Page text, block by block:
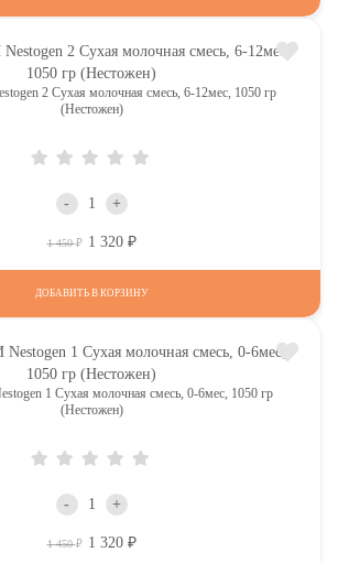
2 Сухая молочная смесь, 6-12мес, 1050 гр
(Нестожен)
- +
1 450Р 1 320 Р
ДОБАВИТЬ В КОРЗИНУ
1 Сухая молочная смесь, 0-6мес, 1050 гр
(Нестожен)
- +
1 450Р 1 320 Р